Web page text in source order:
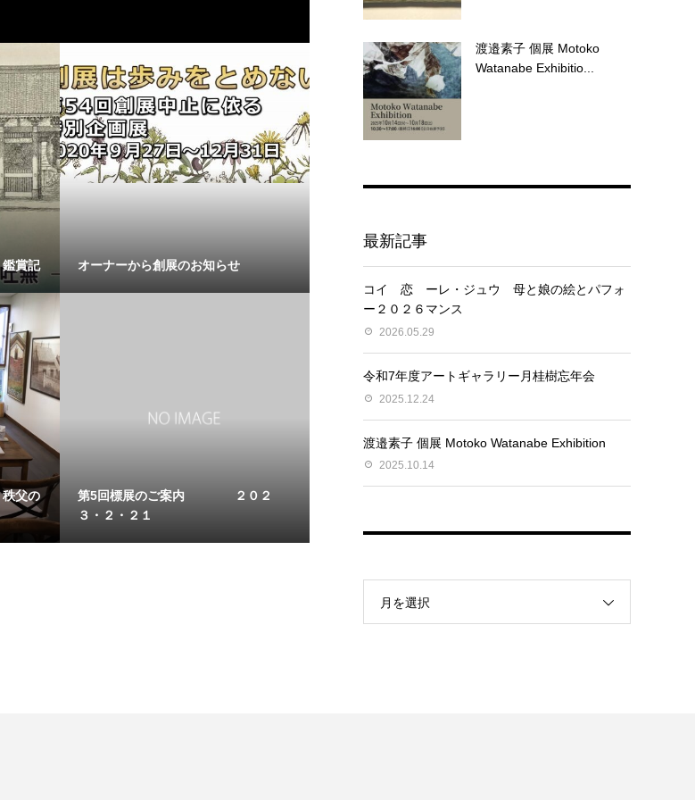
賞記 オーナーから創展のお知らせ
父の
第5回標展のご案内 ２０２
３・２・２１
渡邉素子 個展 Motoko
Watanabe Exhibitio...
最新記事
コイ 恋 ーレ・ジュウ 母と娘の絵とパフォ
ー２０２６マンス
2026.05.29
令和7年度アートギャラリー月桂樹忘年会
2025.12.24
渡邉素子 個展 Motoko Watanabe Exhibition
2025.10.14
月を選択